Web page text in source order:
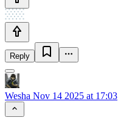
Reply
Wesha Nov 14 2025 at 17:03